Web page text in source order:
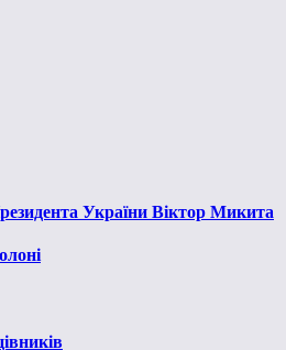
України Віктор Микита